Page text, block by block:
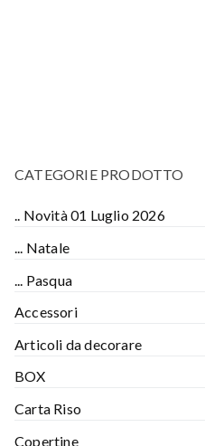
CATEGORIE PRODOTTO
.. Novità 01 Luglio 2026
... Natale
... Pasqua
Accessori
Articoli da decorare
BOX
Carta Riso
Copertine